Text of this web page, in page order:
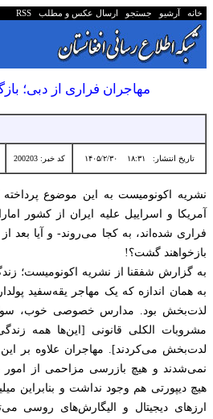
خانه آرشیو جستجو ارسال عکس و مطلب RSS
مهاجران فراری از دبی؛
تاریخ انتشار: ۱۸:۳۱ ۱۴۰۵/۲/۳۰ کد خبر: 200203
نشریه اکونومیست به این موضوع
آمریکا و اسراییل علیه ایران از کشور
فراری شده‌اند، به کجا می‌روند- و آیا بعد
بازخواهند گشت؟!
به گزارش شفقنا از نشریه اکونومیست؛
به همان اندازه که یک مهاجر یقه‌سفید
لذت‌بخش بود. مدارس خصوصی خوب،
مشروبات الکلی قانونی [این‌ها همه
لدت‌بخش می‌کردند]. مهاجران علاوه بر این
نمی‌شدند و هیچ بازرسی مزاحمی از
هیچ دیپورتی هم وجود نداشت و بنابراین
ارزهای دیجیتال و الیگارش‌های روسی